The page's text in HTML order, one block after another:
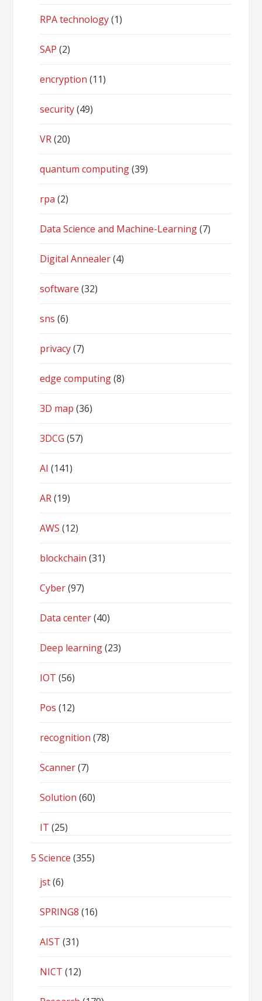
RPA technology(1)
SAP (2)
encryption (11)
security(49)
VR(20)
quantum computing(39)
rpa (2)
Data Science and Machine-Learning(7)
Digital Annealer(4)
software (32)
sns (6)
privacy(7)
edge computing(8)
3D map (36)
3DCG (57)
AI (141)
AR(19)
AWS (12)
blockchain (31)
Cyber(97)
Data center(40)
Deep learning(23)
IOT (56)
Pos (12)
recognition (78)
Scanner(7)
Solution (60)
IT (25)
5 Science (355)
jst(6)
SPRING8 (16)
AIST (31)
NICT (12)